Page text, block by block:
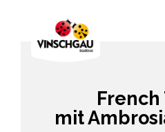
French
mit